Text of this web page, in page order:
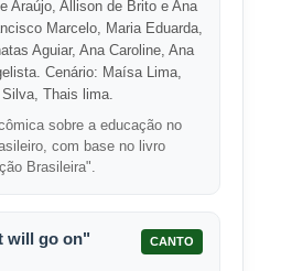
Araújo, Allison de Brito e Ana
Marcelo, Maria Eduarda,
Aguiar, Ana Caroline, Ana
Cenário: Maísa Lima,
Thais lima.
sobre a educação no
com base no livro
Brasileira".
will go on" CANTO